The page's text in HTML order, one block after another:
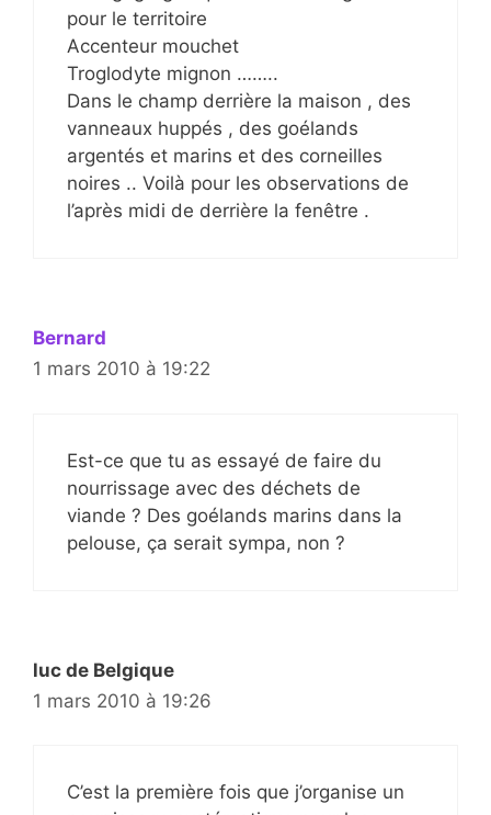
pour le territoire
Accenteur mouchet
Troglodyte mignon ……..
Dans le champ derrière la maison , des
vanneaux huppés , des goélands
argentés et marins et des corneilles
noires .. Voilà pour les observations de
l’après midi de derrière la fenêtre .
Bernard
1 mars 2010 à 19:22
Est-ce que tu as essayé de faire du
nourrissage avec des déchets de
viande ? Des goélands marins dans la
pelouse, ça serait sympa, non ?
luc de Belgique
1 mars 2010 à 19:26
C’est la première fois que j’organise un